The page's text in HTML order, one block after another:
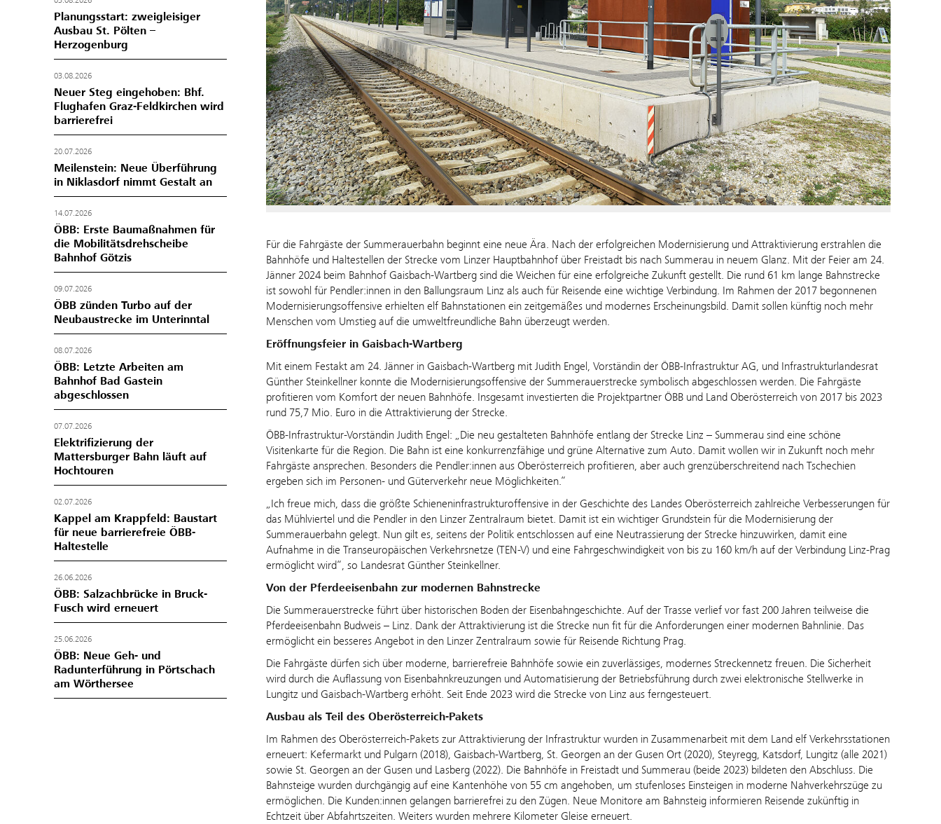
Planungsstart: zweigleisiger
Ausbau St. Pölten –
Herzogenburg
03.08.2026
Neuer Steg eingehoben: Bhf.
Flughafen Graz-Feldkirchen wird
barrierefrei
20.07.2026
Meilenstein: Neue Überführung
in Niklasdorf nimmt Gestalt an
14.07.2026
ÖBB: Erste Baumaßnahmen für
die Mobilitätsdrehscheibe
Bahnhof Götzis
09.07.2026
ÖBB zünden Turbo auf der
Neubaustrecke im Unterinntal
08.07.2026
ÖBB: Letzte Arbeiten am
Bahnhof Bad Gastein
abgeschlossen
07.07.2026
Elektrifizierung der
Mattersburger Bahn läuft auf
Hochtouren
02.07.2026
Kappel am Krappfeld: Baustart
für neue barrierefreie ÖBB-
Haltestelle
26.06.2026
ÖBB: Salzachbrücke in Bruck-
Fusch wird erneuert
25.06.2026
ÖBB: Neue Geh- und
Radunterführung in Pörtschach
am Wörthersee
Für die Fahrgäste der Summerauerbahn beginnt eine neue Ära. Nach der erfolgreichen Modernisierung und Attraktivierung erstrahlen die
Bahnhöfe und Haltestellen der Strecke vom Linzer Hauptbahnhof über Freistadt bis nach Summerau in neuem Glanz. Mit der Feier am 24.
Jänner 2024 beim Bahnhof Gaisbach-Wartberg sind die Weichen für eine erfolgreiche Zukunft gestellt. Die rund 61 km lange Bahnstrecke
ist sowohl für Pendler:innen in den Ballungsraum Linz als auch für Reisende eine wichtige Verbindung. Im Rahmen der 2017 begonnenen
Modernisierungsoffensive erhielten elf Bahnstationen ein zeitgemäßes und modernes Erscheinungsbild. Damit sollen künftig noch mehr
Menschen vom Umstieg auf die umweltfreundliche Bahn überzeugt werden.
Eröffnungsfeier in Gaisbach-Wartberg
Mit einem Festakt am 24. Jänner in Gaisbach-Wartberg mit Judith Engel, Vorständin der ÖBB-Infrastruktur AG, und Infrastrukturlandesrat
Günther Steinkellner konnte die Modernisierungsoffensive der Summerauerstrecke symbolisch abgeschlossen werden. Die Fahrgäste
profitieren vom Komfort der neuen Bahnhöfe. Insgesamt investierten die Projektpartner ÖBB und Land Oberösterreich von 2017 bis 2023
rund 75,7 Mio. Euro in die Attraktivierung der Strecke.
ÖBB-Infrastruktur-Vorständin Judith Engel: „Die neu gestalteten Bahnhöfe entlang der Strecke Linz – Summerau sind eine schöne
Visitenkarte für die Region. Die Bahn ist eine konkurrenzfähige und grüne Alternative zum Auto. Damit wollen wir in Zukunft noch mehr
Fahrgäste ansprechen. Besonders die Pendler:innen aus Oberösterreich profitieren, aber auch grenzüberschreitend nach Tschechien
ergeben sich im Personen- und Güterverkehr neue Möglichkeiten.“
„Ich freue mich, dass die größte Schieneninfrastrukturoffensive in der Geschichte des Landes Oberösterreich zahlreiche Verbesserungen für
das Mühlviertel und die Pendler in den Linzer Zentralraum bietet. Damit ist ein wichtiger Grundstein für die Modernisierung der
Summerauerbahn gelegt. Nun gilt es, seitens der Politik entschlossen auf eine Neutrassierung der Strecke hinzuwirken, damit eine
Aufnahme in die Transeuropäischen Verkehrsnetze (TEN-V) und eine Fahrgeschwindigkeit von bis zu 160 km/h auf der Verbindung Linz-Prag
ermöglicht wird“, so Landesrat Günther Steinkellner.
Von der Pferdeeisenbahn zur modernen Bahnstrecke
Die Summerauerstrecke führt über historischen Boden der Eisenbahngeschichte. Auf der Trasse verlief vor fast 200 Jahren teilweise die
Pferdeeisenbahn Budweis – Linz. Dank der Attraktivierung ist die Strecke nun fit für die Anforderungen einer modernen Bahnlinie. Das
ermöglicht ein besseres Angebot in den Linzer Zentralraum sowie für Reisende Richtung Prag.
Die Fahrgäste dürfen sich über moderne, barrierefreie Bahnhöfe sowie ein zuverlässiges, modernes Streckennetz freuen. Die Sicherheit
wird durch die Auflassung von Eisenbahnkreuzungen und Automatisierung der Betriebsführung durch zwei elektronische Stellwerke in
Lungitz und Gaisbach-Wartberg erhöht. Seit Ende 2023 wird die Strecke von Linz aus ferngesteuert.
Ausbau als Teil des Oberösterreich-Pakets
Im Rahmen des Oberösterreich-Pakets zur Attraktivierung der Infrastruktur wurden in Zusammenarbeit mit dem Land elf Verkehrsstationen
erneuert: Kefermarkt und Pulgarn (2018), Gaisbach-Wartberg, St. Georgen an der Gusen Ort (2020), Steyregg, Katsdorf, Lungitz (alle 2021)
sowie St. Georgen an der Gusen und Lasberg (2022). Die Bahnhöfe in Freistadt und Summerau (beide 2023) bildeten den Abschluss. Die
Bahnsteige wurden durchgängig auf eine Kantenhöhe von 55 cm angehoben, um stufenloses Einsteigen in moderne Nahverkehrszüge zu
ermöglichen. Die Kunden:innen gelangen barrierefrei zu den Zügen. Neue Monitore am Bahnsteig informieren Reisende zukünftig in
Echtzeit über Abfahrtszeiten. Weiters wurden mehrere Kilometer Gleise erneuert.